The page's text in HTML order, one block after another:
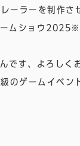
ーラーを制作さ
ムショウ2025
です、よろしく
ゲームイベン